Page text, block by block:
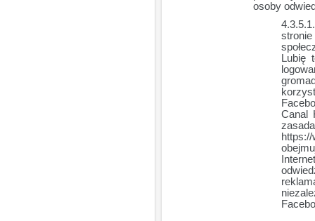
osoby
Lubię
Canal